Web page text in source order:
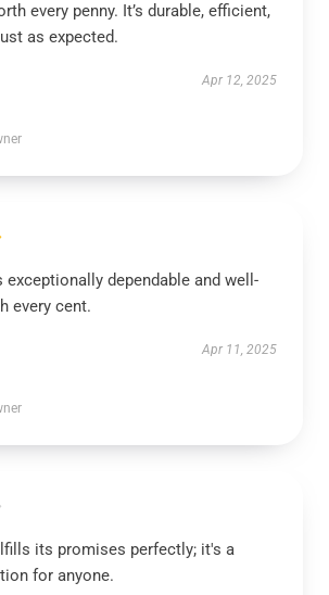
every penny. It’s durable, efficient,
as expected.
Apr 12, 2025
dependable and well-
every cent.
Apr 11, 2025
its promises perfectly; it's a
for anyone.